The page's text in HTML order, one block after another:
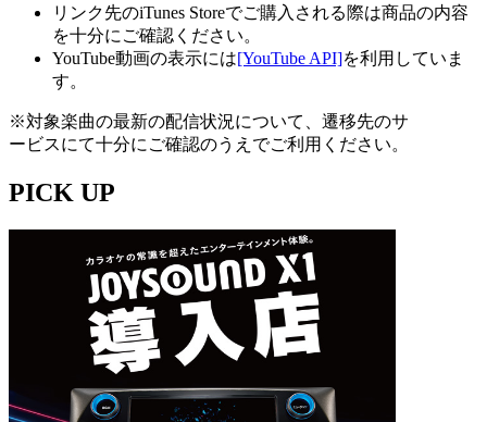
リンク先のiTunes Storeでご購入される際は商品の内容
を十分にご確認ください。
YouTube動画の表示には[YouTube API]を利用していま
す。
※対象楽曲の最新の配信状況について、遷移先のサ
ービスにて十分にご確認のうえでご利用ください。
PICK UP